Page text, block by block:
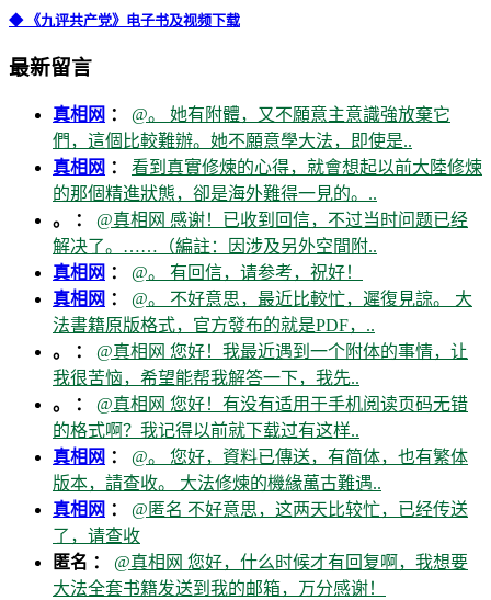
◆ 《九评共产党》电子书及视频下载
最新留言
真相网 ： @。 她有附體，又不願意主意識強放棄它
們，這個比較難辦。她不願意學大法，即使是..
真相网 ： 看到真實修煉的心得，就會想起以前大陸修煉
的那個精進狀態，卻是海外難得一見的。..
。 ： @真相网 感谢！已收到回信，不过当时问题已经
解决了。……（編註：因涉及另外空間附..
真相网 ： @。 有回信，请参考，祝好！
真相网 ： @。 不好意思，最近比較忙，遲復見諒。 大
法書籍原版格式，官方發布的就是PDF，..
。 ： @真相网 您好！我最近遇到一个附体的事情，让
我很苦恼，希望能帮我解答一下，我先..
。 ： @真相网 您好！有没有适用于手机阅读页码无错
的格式啊？我记得以前就下载过有这样..
真相网 ： @。 您好，資料已傳送，有简体，也有繁体
版本，請查收。 大法修煉的機緣萬古難遇..
真相网 ： @匿名 不好意思，这两天比较忙，已经传送
了，请查收
匿名 ： @真相网 您好，什么时候才有回复啊，我想要
大法全套书籍发送到我的邮箱，万分感谢！